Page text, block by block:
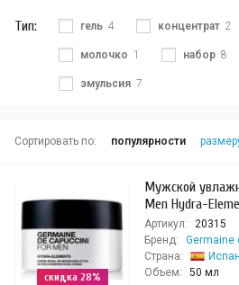
Тип: гель 4 концентрат 2
молочко 1 набор 8
эмульсия 7
Сортировать по: популярности
скидка 28%
Мужской
Men Hydra-
Артикул:
20315
Бренд:
Germaine
Страна:
Объем:
50 мл